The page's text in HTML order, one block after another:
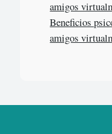
amigos
Beneficios
amigos